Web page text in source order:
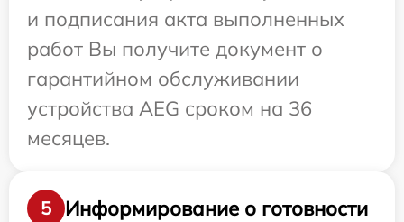
и подписания акта выполненных
работ Вы получите документ о
гарантийном обслуживании
устройства AEG сроком на 36
месяцев.
5
Информирование о готовности